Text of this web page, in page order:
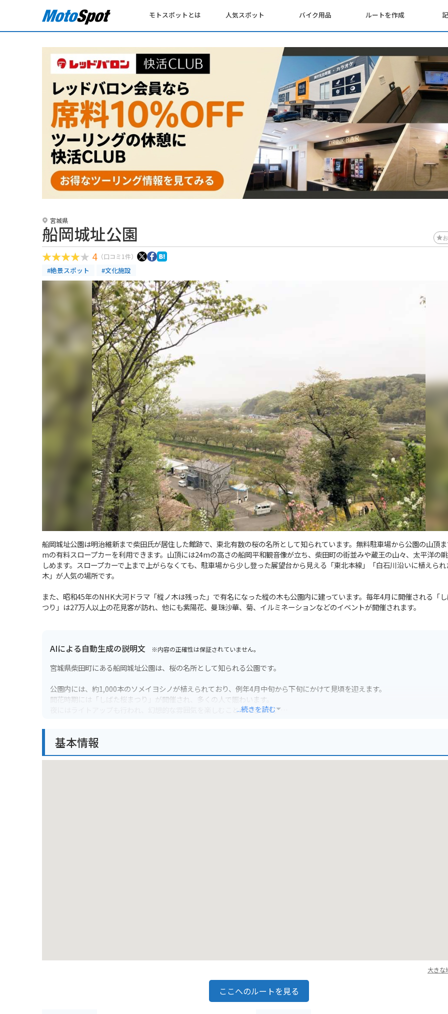
モトスポットとは 人気スポット バイク用品 ルートを作成
宮城県
船岡城址公園
4 （口コミ1件）
#絶景スポット #文化施設
船岡城址公園は明治維新まで柴田氏が居住した館跡で、東北有数の桜の名所として知られています。無料駐車場から公園の山頂
mの有料スロープカーを利用できます。山頂には24mの高さの船岡平和観音像が立ち、柴田町の街並みや蔵王の山々、太平洋の
しめます。スロープカーで上まで上がらなくても、駐車場から少し登った展望台から見える「東北本線」「白石川沿いに植えら
木」が人気の場所です。
また、昭和45年のNHK大河ドラマ「樅ノ木は残った」で有名になった樅の木も公園内に建っています。毎年4月に開催される「
つり」は27万人以上の花見客が訪れ、他にも紫陽花、曼珠沙華、菊、イルミネーションなどのイベントが開催されます。
AIによる自動生成の説明文 ※内容の正確性は保証されていません。
宮城県柴田町にある船岡城址公園は、桜の名所として知られる公園です。
公園内には、約1,000本のソメイヨシノが植えられており、例年4月中旬から下旬にかけて見頃を迎えます。
開花時期には「しばた桜まつり」が開催され、多くの人で賑わいます。
夜にはライトアップも行われ、幻想的な雰囲気を楽しむことができます。
山頂まではスロープカーで登ることができ、山頂からは蔵王連峰や太平洋を望むことができます。
バイクでお越しの方は、公園の駐車場にバイクを停めることができます。
...続きを読む
基本情報
大きな
ここへのルートを見る